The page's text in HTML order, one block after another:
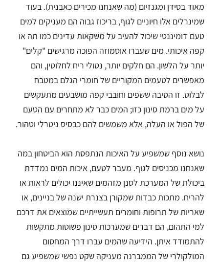
מאוד בסידן ומגנזיום (מה שאנחנו מכירים כאבנית). בעוד
שמינרלים אלו חיוניים לגוף, בריכוז גבוה הם מעניקים למים
טעם דומיננטי שיכול להעיב על משקאות עדינים כמו תה או
קפה איכותי. מים שעברו אוסמוזה הפוכה מרגישים "קלים"
יותר על הלשון. הם חלקים יותר, נטולי ריח לחלוטין, והם
מאפשרים לטעמים המקוריים של חומרי הגלם במטבח
לבלוט. זו הסיבה ששפים וחובבי קפה מושבעים מתעקשים
על מים ברמת סינון כזו; המים כבר לא מתחרים עם הטעם
של הפול או העלה, אלא משמשים להם כבסיס ניטרלי וטהור.
נושא נוסף שמשפיע על האיכות הנתפסת הוא הביטחון במה
שאנחנו מכניסים לגוף. מעבר לטעם, איכות המים נמדדת
ביכולת של המערכת לסנן מזהמים שאיננו יכולים לראות או
להריח. מתכות כבדות שמקורן בצנרת ישנה של בניינים, או
שאריות של תרופות וחומרים תעשייתיים שמוצאים את דרכם
למי התהום, הם דברים שמערכות סינון פשוטות מתקשות
להתמודד איתן. הידיעה שהמים עברו דרך המחסום
המולקולרי של הממברנה מעניקה שקט נפשי שמשפיע גם